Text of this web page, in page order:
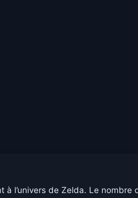
l’univers de Zelda. Le nombre